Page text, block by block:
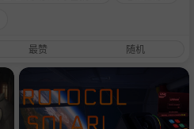
最赞 随机